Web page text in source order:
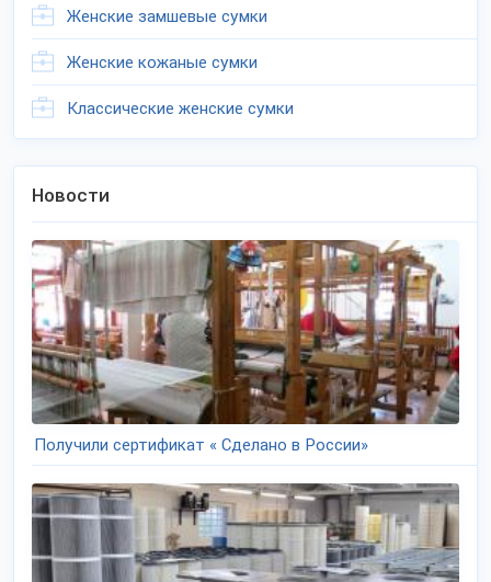
Женские замшевые сумки
Женские кожаные сумки
Классические женские сумки
Новости
Получили сертификат « Сделано в России»